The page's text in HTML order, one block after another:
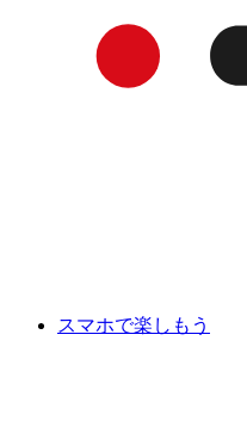
スマホで楽しもう